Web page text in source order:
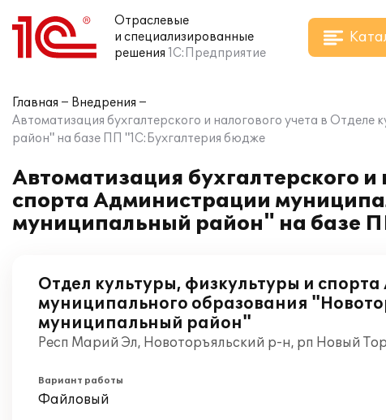
Отраслевые
и специализированные
решения 1С:Предприятие
Главная
Внедрения
Автоматизация бухгалтерского и налогового учета в
район" на базе ПП "1С:Бухгалтерия бюдже
Автоматизация бухгалтерского
спорта Администрации
муниципальный район" на базе
Отдел культуры, физкультуры и
муниципального образования
муниципальный район"
Респ Марий Эл, Новоторъяльский р-н, рп Новый
Вариант работы
Файловый